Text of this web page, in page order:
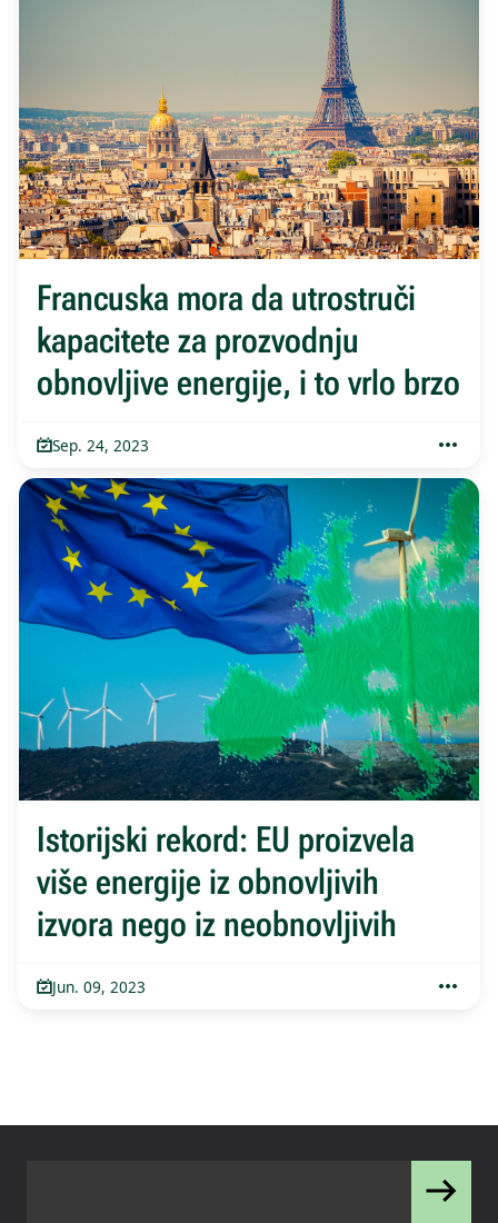
Francuska mora da utrostruči
kapacitete za prozvodnju
obnovljive energije, i to vrlo brzo
Sep. 24, 2023
Istorijski rekord: EU proizvela
više energije iz obnovljivih
izvora nego iz neobnovljivih
Jun. 09, 2023